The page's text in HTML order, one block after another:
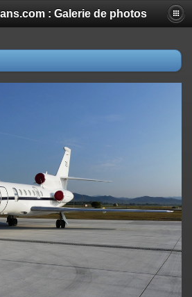
: Galerie de photos